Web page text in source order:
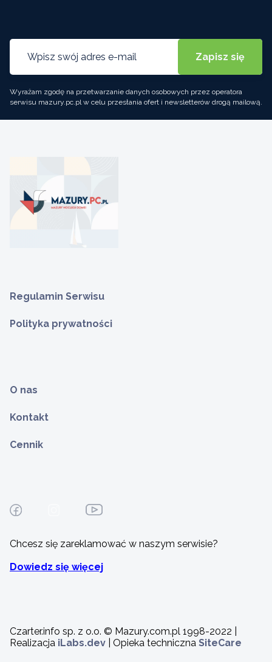
Wyrażam zgodę na przetwarzanie danych osobowych przez operatora
serwisu mazury.pc.pl w celu przesłania ofert i newsletterów drogą mailową.
Regulamin Serwisu
Polityka prywatności
O nas
Kontakt
Cennik
Chcesz się zareklamować w naszym serwisie?
Dowiedz się więcej
Czarter.info sp. z o.o. © Mazury.com.pl 1998-2022 |
Realizacja iLabs.dev | Opieka techniczna SiteCare